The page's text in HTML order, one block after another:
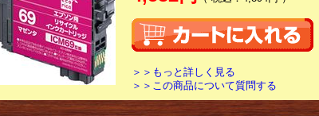
＞＞もっと詳しく見る
＞＞この商品について質問する